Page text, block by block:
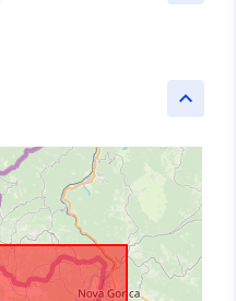
keyboard_arrow_up